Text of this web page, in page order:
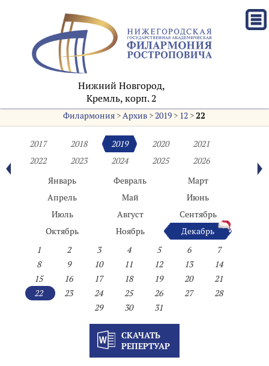
Нижний Новгород,
Кремль, корп. 2
Филармония >Архив >2019 > 12 >22
2017 2018 2019 2020
2021
2022
2023 2024 2025
2026
Январь
Февраль
Март
Апрель
Май
Июнь
Июль
Август
Сентябрь
Октябрь
Ноябрь
Декабрь
1
2 3 4 5 6
7
8
9 10 11 12 13
14
15
16 17 18 19 20
21
22
23 24 25 26 27
28
29
30 31
СКАЧАТЬ
РЕПЕРТУАР